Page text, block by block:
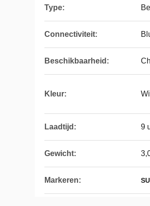
Type:
Connectiviteit:
Beschikbaarheid:
Kleur:
Laadtijd: 9
Gewicht:
Markeren: